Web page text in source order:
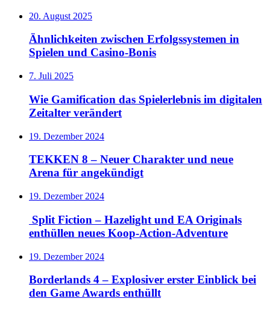
20. August 2025
Ähnlichkeiten zwischen Erfolgssystemen in
Spielen und Casino‑Bonis
7. Juli 2025
Wie Gamification das Spielerlebnis im digitalen
Zeitalter verändert
19. Dezember 2024
TEKKEN 8 – Neuer Charakter und neue
Arena für angekündigt
19. Dezember 2024
Split Fiction – Hazelight und EA Originals
enthüllen neues Koop-Action-Adventure
19. Dezember 2024
Borderlands 4 – Explosiver erster Einblick bei
den Game Awards enthüllt